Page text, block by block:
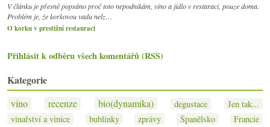
V článku je přesně popsáno proč toto nepodnikám, víno a jídlo v restaraci, pouze doma.
Problém je, že korkovou vadu nelz…
O korku v prestižní restauraci
Přihlásit k odběru všech komentářů (RSS)
Kategorie
víno recenze bio(dynamika) degustace
Jen tak...
vinařství a vinice
bublinky zprávy Španělsko Francie